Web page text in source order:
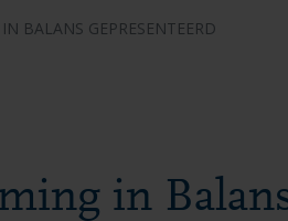
BALANS GEPRESENTEERD
in